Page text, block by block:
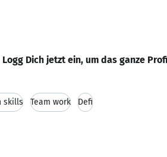
Logg Dich jetzt ein, um das ganze
skills Team work Defi